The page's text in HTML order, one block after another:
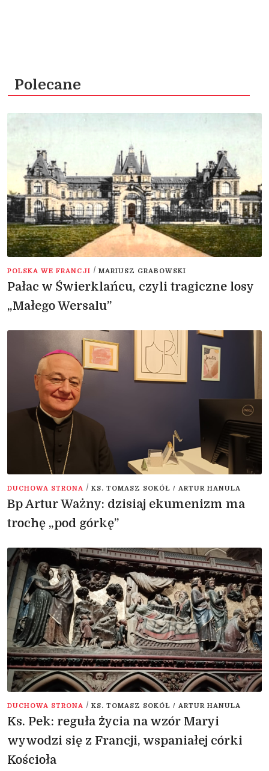
Polecane
POLSKA WE FRANCJI / MARIUSZ GRABOWSKI
Pałac w Świerklańcu, czyli tragiczne losy
„Małego Wersalu”
DUCHOWA STRONA / KS. TOMASZ SOKÓŁ / ARTUR HANULA
Bp Artur Ważny: dzisiaj ekumenizm ma
trochę „pod górkę”
DUCHOWA STRONA / KS. TOMASZ SOKÓŁ / ARTUR HANULA
Ks. Pek: reguła życia na wzór Maryi
wywodzi się z Francji, wspaniałej córki
Kościoła